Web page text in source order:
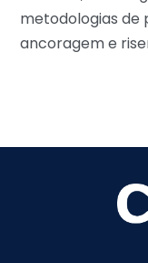
metodologias de
ancoragem e